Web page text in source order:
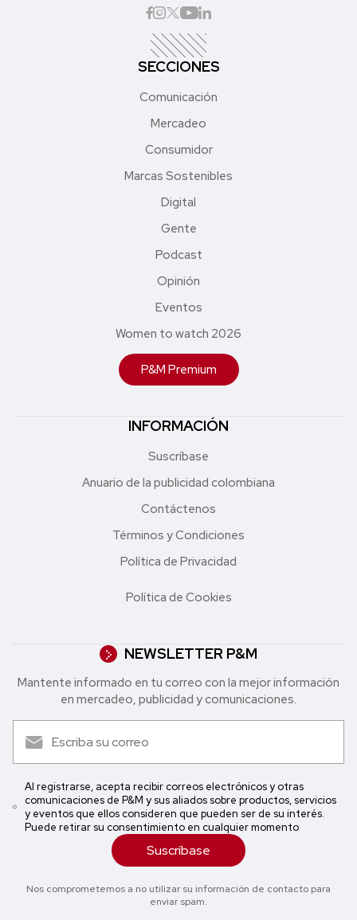
SECCIONES
Comunicación
Mercadeo
Consumidor
Marcas Sostenibles
Digital
Gente
Podcast
Opinión
Eventos
Women to watch 2026
P&M Premium
INFORMACIÓN
Suscríbase
Anuario de la publicidad colombiana
Contáctenos
Términos y Condiciones
Política de Privacidad
Política de Cookies
NEWSLETTER P&M
Mantente informado en tu correo con la mejor in formación
en mercadeo, publicidad y comunicaciones.
Al registrarse, acepta recibir correos electrónicos y otras
comunicaciones de P&M y sus aliados sobre productos, servicios
y eventos que ellos consideren que pueden ser de su interés.
Puede retirar su consentimiento en cualquier momento
Suscríbase
Nos comprometemos a no utilizar su información de contacto para
enviar spam.